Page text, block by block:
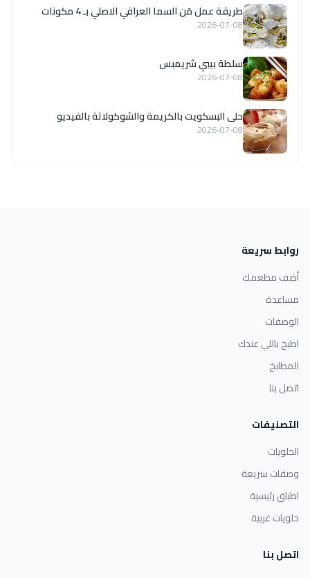
طريقة عمل مَن السما العراقي الاصلي بـ 4 مكونات
2026-07-08
سلطة بيبي شريمبس
2026-07-08
حلى البسكويت بالكريمة والشوكولاتة بالفيديو
2026-07-08
روابط سريعة
أضف مطعمك
مساعدة
الوصفات
اطبخ باللي عندك
المطابخ
اتصل بنا
التصنيفات
الحلويات
وصفات سريعة
اطباق رئيسية
حلويات غربية
اتصل بنا